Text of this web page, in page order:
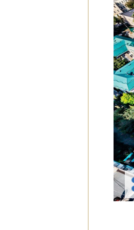
почасово
Недорогие
гостиницы
Номер для
молодоженов